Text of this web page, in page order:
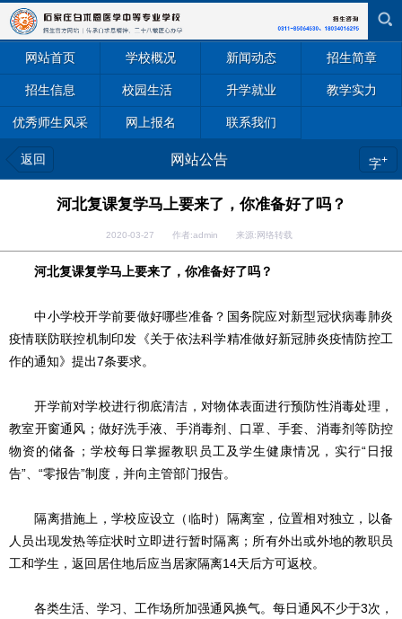
网站首页 学校概况 新闻动态 招生简章
招生信息 校园生活 升学就业 教学实力
优秀师生风采 网上报名 联系我们
返回 网站公告 字+
河北复课复学马上要来了，你准备好了吗？
2020-03-27 作者:admin 来源:网络转载
河北复课复学马上要来了，你准备好了吗？
中小学校开学前要做好哪些准备？国务院应对新型冠状病毒肺炎
疫情联防联控机制印发《关于依法科学精准做好新冠肺炎疫情防控工
作的通知》提出7条要求。
开学前对学校进行彻底清洁，对物体表面进行预防性消毒处理，
教室开窗通风；做好洗手液、手消毒剂、口罩、手套、消毒剂等防控
物资的储备；学校每日掌握教职员工及学生健康情况，实行“日报
告”、“零报告”制度，并向主管部门报告。
隔离措施上，学校应设立（临时）隔离室，位置相对独立，以备
人员出现发热等症状时立即进行暂时隔离；所有外出或外地的教职员
工和学生，返回居住地后应当居家隔离14天后方可返校。
各类生活、学习、工作场所加强通风换气。每日通风不少于3次，